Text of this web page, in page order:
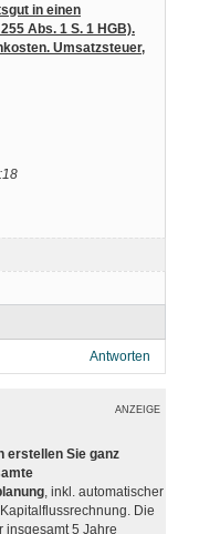
in einen
Abs. 1 S. 1 HGB).
Umsatzsteuer,
Antworten
ANZEIGE
erstellen Sie ganz
, inkl. automatischer
Die
insgesamt 5 Jahre